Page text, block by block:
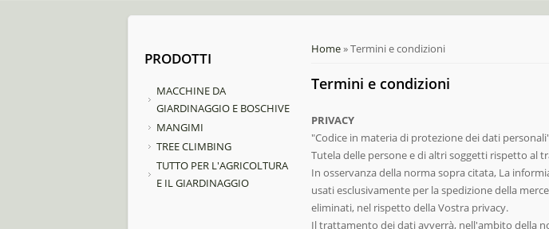
You are here
Home» Termini e condizioni
Termini e condizioni
PRIVACY
"Codice in materia di protezione dei dati
Tutela delle persone e di altri soggetti rispetto al
In osservanza della norma sopra citata, La
usati esclusivamente per la spedizione della
eliminati, nel rispetto della Vostra privacy.
Il trattamento dei dati avverrà, nell'ambito della
PRODOTTI
MACCHINE DA
GIARDINAGGIO E BOSCHIVE
MANGIMI
TREE CLIMBING
TUTTO PER L'AGRICOLTURA
E IL GIARDINAGGIO